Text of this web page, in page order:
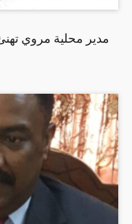
مدير محلية مروي تهنئ